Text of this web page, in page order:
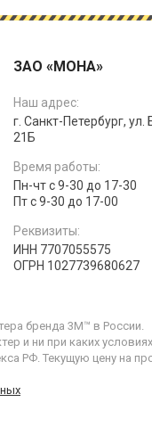
ЗАО «МОНА»
Наш адрес:
г. Санкт-Петербург,
21Б
Время работы:
Пн-чт с 9-30 до 17-30
Пт с 9-30 до 17-00
Реквизиты:
ИНН 7707055575
ОГРН 1027739680627
бренда 3M™ в России.
и ни при каких
РФ. Текущую цену на